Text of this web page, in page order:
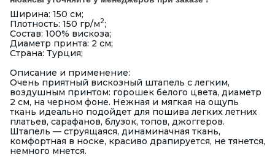
Ширина: 150 см;
Плотность: 150 гр/м2;
Состав: 100% вискоза;
Диаметр принта: 2 см;
Страна: Турция;
Описание и применение:
Очень приятный вискозный штапель с легким,
воздушным принтом: горошек белого цвета, диаметр
2 см, на черном фоне. Нежная и мягкая на ощупь
ткань идеально подойдет для пошива легких летних
платьев, сарафанов, блузок, топов, джоггеров.
Штапель — струящаяся, динаминачная ткань,
комфортная в носке, красиво драпируется, не тянется,
немного мнется.